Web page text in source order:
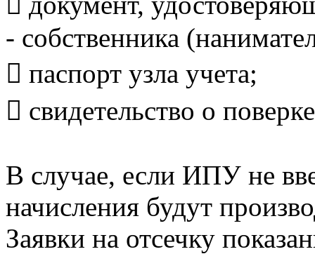
- собственника
 паспорт узла учета;
 свидетельство о
В случае, если ИПУ не
начисления будут
Заявки на отсечку